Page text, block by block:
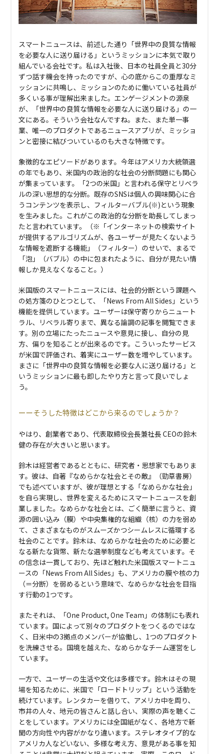
スマートニュースは、前述した通り「世界中の良質な情報
を必要な人に送り届ける」というミッションに本気で取り
組んでいる会社です。私は入社後、日本の社員全員と30分
ずつ話す機会を持ったのですが、心の底からこの重厚なミ
ッションに共鳴し、ミッションのために働いている社員が
多くいる事が理解出来ました。エンゲージメントの源泉
が、「世界中の良質な情報を必要な人に送り届ける」の一
文にある。そういう会社なんですね。また、また単一事
業、唯一のプロダクトであるニュースアプリが、ミッショ
ンと密接に結びついているのも大きな特徴です。
象徴的なエピソードがあります。今年はアメリカ大統領選
の年でもあり、⽶国内の政治的な社会の分断問題にも関心
が集まっています。「2つの⽶国」と⾔われる保守とリベラ
ルの深い思想的な分断。既存のSNSは個⼈の興味関⼼に合
うコンテンツを表⽰し、フィルターバブル(※)という現象
を⽣みました。これがこの政治的な分断を助⻑してしまっ
たと⾔われています。（※「インターネットの検索サイト
が提供するアルゴリズムが、各ユーザーが見たくないよう
な情報を遮断する機能」（フィルター）のせいで、まるで
「泡」（バブル）の中に包まれたように、自分が見たい情
報しか見えなくなること。）
⽶国版のスマートニュースには、社会的分断という課題へ
の処⽅箋のひとつとして、「News From All Sides」という
機能を提供しています。ユーザーは保守寄りからニュート
ラル、リベラル寄りまで、異なる論調の記事を閲覧できま
す。別の⽴場にたったニュースや意見に接し、⾃分の⾒
⽅、偏りを知ることが出来るのです。こういったサービス
が⽶国で評価され、着実にユーザー数を増やしています。
まさに「世界中の良質な情報を必要な人に送り届ける」と
いうミッションに最も即したやり方と言って良いでしょ
う。
そうした特徴はどこから来るのでしょうか？
やはり、創業者であり、代表取締役会長兼社長 CEOの鈴木
健の存在が大きいと思います。
鈴木は経営者であるとともに、研究者・思想家でもありま
す。彼は、自著『なめらかな社会とその敵』（勁草書房）
でも述べていますが、彼が理想とする「なめらかな社会」
を自ら実現し、世界を変えるためにスマートニュースを創
業しました。なめらかな社会とは、ごく簡単に言うと、資
源の囲い込み（膜）や中央集権的な組織（核）の力を弱め
て、さまざまなものがスムーズかつシームレスに循環する
社会のことです。鈴木は、なめらかな社会のために必要と
なる新たな貨幣、新たな選挙制度なども考えています。そ
の信念は一貫しており、先ほど触れた米国版スマートニュ
ースの「News From All Sides」も、アメリカの膜や核の力
（＝分断）を弱めるという意味で、なめらかな社会を目指
す行動の1つです。
またそれは、「One Product, One Team」の体制にも表れ
ています。国によって別々のプロダクトをつくるのではな
く、日米中の3拠点のメンバーが協働し、1つのプロダクト
を洗練させる。国境を越えた、なめらかなチーム運営をし
ています。
一方で、ユーザーの生活や文化は多様です。鈴木はその現
場を知るために、米国で「ロードトリップ」という活動を
続けています。レンタカーを借りて、アメリカ中を周り、
市井の人々、地元の皆さんと話し合い、実際の声を聴くこ
とをしています。アメリカには全国紙がなく、各地方で新
聞の方向性や内容がかなり違います。ステレオタイプ的な
アメリカ人などいない、多様な考え方、意見がある事を知